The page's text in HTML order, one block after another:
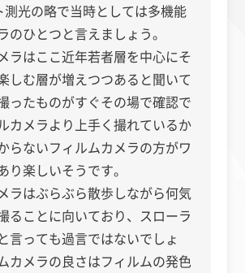
測光の略で当時としては多機能
のひとつと言えましょう。
ラはここ近年若者層を中心にそ
しむ層が増えつつあると聞いて
ったものがすぐその場で確認で
カメラより上手く撮れているか
らないフィルムカメラの方がワ
り楽しいそうです。
ラはぶらぶら散歩しながら何気
ることに向いており、スローラ
言っても過言ではないでしょ
カメラの良さはフィルムの発色